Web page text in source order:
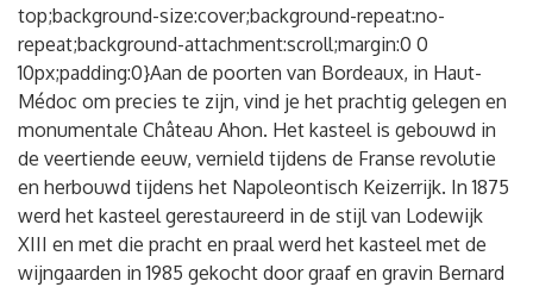
top;background-size:cover;background-repeat:no-
repeat;background-attachment:scroll;margin:0 0
10px;padding:0}Aan de poorten van Bordeaux, in Haut-
Médoc om precies te zijn, vind je het prachtig gelegen en
monumentale Château Ahon. Het kasteel is gebouwd in
de veertiende eeuw, vernield tijdens de Franse revolutie
en herbouwd tijdens het Napoleontisch Keizerrijk. In 1875
werd het kasteel gerestaureerd in de stijl van Lodewijk
XIII en met die pracht en praal werd het kasteel met de
wijngaarden in 1985 gekocht door graaf en gravin Bernard